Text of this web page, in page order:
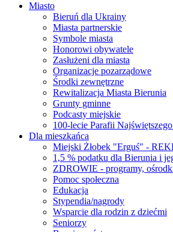
Miasto
Bieruń dla Ukrainy
Miasta partnerskie
Symbole miasta
Honorowi obywatele
Zasłużeni dla miasta
Organizacje pozarządowe
Środki zewnętrzne
Rewitalizacja Miasta Bierunia
Grunty gminne
Podcasty miejskie
100-lecie Parafii Najświętszego
Dla mieszkańca
Miejski Żłobek "Erguś" -
1,5 % podatku dla Bierunia i
ZDROWIE - programy,
Pomoc społeczna
Edukacja
Stypendia/nagrody
Wsparcie dla rodzin z dziećmi
Seniorzy